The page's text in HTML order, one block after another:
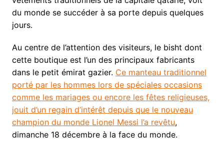
du monde se succéder à sa porte depuis quelques
jours.
Au centre de l’attention des visiteurs, le bisht dont
cette boutique est l’un des principaux fabricants
dans le petit émirat gazier. Ce manteau traditionnel
porté par les hommes lors de spéciales occasions
comme les mariages ou encore les fêtes religieuses,
jouit d’un regain d’intérêt depuis que le nouveau
champion du monde Lionel Messi l’a revêtu,
dimanche 18 décembre à la face du monde.